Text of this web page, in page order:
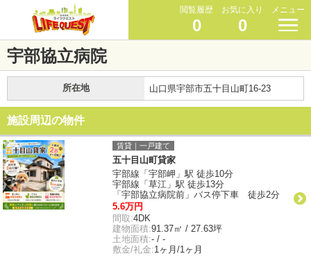
閲覧履歴
0
お気に入り
0
メニュー
宇部協立病院
所在地 山口県宇部市五十目山町16-23
施設周辺の物件
賃貸｜一戸建て
五十目山町貸家
宇部線「宇部岬」駅 徒歩10分
宇部線「草江」駅 徒歩13分
「宇部協立病院前」バス停下車 徒歩2分
5.6万円
間取:4DK
建物面積:91.37㎡ / 27.63坪
土地面積:- / -
敷金/礼金:1ヶ月/1ヶ月